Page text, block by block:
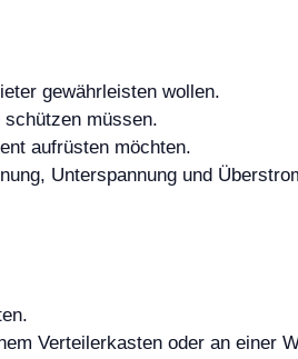
gewährleisten wollen.
schützen müssen.
aufrüsten möchten.
Unterspannung und
Verteilerkasten oder an einer